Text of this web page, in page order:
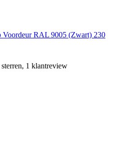
Voordeur RAL 9005 (Zwart) 230
1 klantreview